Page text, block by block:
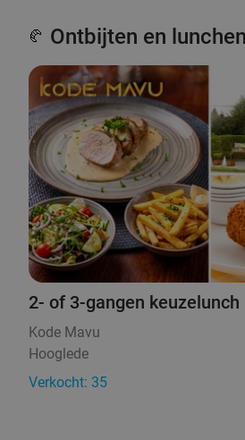
🥐 Ontbijten en
2- of 3-gangen
Kode Mavu
Hooglede
Verkocht: 35